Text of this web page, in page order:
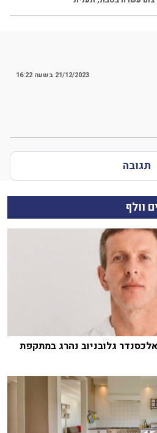
21/12/2023 בשעה 16:22
תגובה
וולף
גלובניוב נהרג במתקפת